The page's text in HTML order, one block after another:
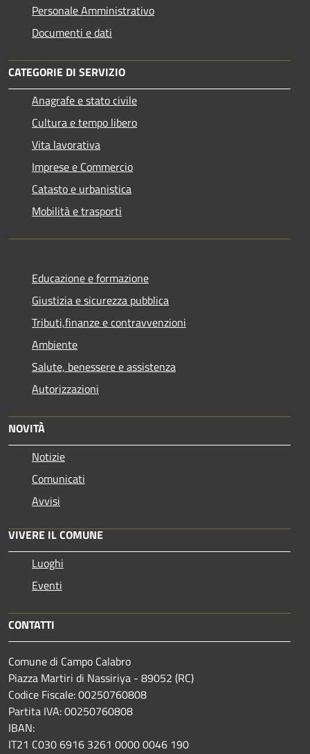
Personale Amministrativo
Documenti e dati
CATEGORIE DI SERVIZIO
Anagrafe e stato civile
Cultura e tempo libero
Vita lavorativa
Imprese e Commercio
Catasto e urbanistica
Mobilità e trasporti
Educazione e formazione
Giustizia e sicurezza pubblica
Tributi,finanze e contravvenzioni
Ambiente
Salute, benessere e assistenza
Autorizzazioni
NOVITÀ
Notizie
Comunicati
Avvisi
VIVERE IL COMUNE
Luoghi
Eventi
CONTATTI
Comune di Campo Calabro
Piazza Martiri di Nassiriya - 89052 (RC)
Codice Fiscale: 00250760808
Partita IVA: 00250760808
IBAN:
IT21 C030 6916 3261 0000 0046 190